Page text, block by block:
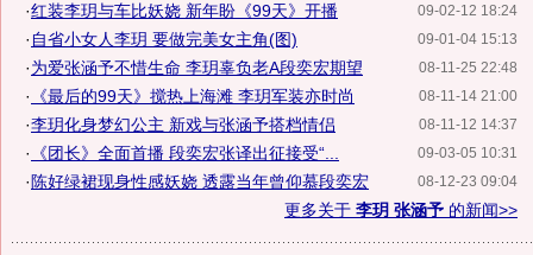
09-02-12 18:24
·红装李玥与车比妖娆 新年盼《99天》开播
09-01-04 15:13
· 自省小女人李玥 要做完美女主角(图)
08-11-25 22:48
·为爱张涵予不惜生命 李玥辜负老A段奕宏期望
08-11-14 21:00
· 《最后的99天》搅热上海滩 李玥军装亦时尚
08-11-12 14:37
·李玥化身梦幻公主 新戏与张涵予搭档情侣
09-03-05 10:31
· 《团长》全面首播 段奕宏张译出征接受“...
08-12-23 09:04
· 陈好绿裙现身性感妖娆 透露当年曾仰慕段奕宏
更多关于 李玥 张涵予 的新闻>>